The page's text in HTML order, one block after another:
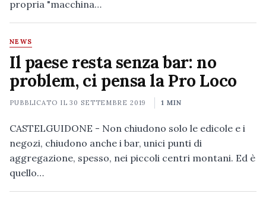
propria "macchina…
NEWS
Il paese resta senza bar: no
problem, ci pensa la Pro Loco
PUBBLICATO IL30 SETTEMBRE 2019 1 MIN
CASTELGUIDONE - Non chiudono solo le edicole e i
negozi, chiudono anche i bar, unici punti di
aggregazione, spesso, nei piccoli centri montani. Ed è
quello…